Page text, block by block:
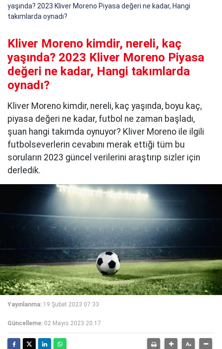
yaşında? 2023 Kliver Moreno Piyasa değeri ne kadar, Hangi
takımlarda oynadı?
Kliver Moreno kimdir, nereli, kaç
yaşında? 2023 Kliver Moreno Piyasa
değeri ne kadar, Hangi takımlarda
oynadı?
Kliver Moreno kimdir, nereli, kaç yaşında, boyu kaç,
piyasa değeri ne kadar, futbol ne zaman başladı,
şuan hangi takımda oynuyor? Kliver Moreno ile ilgili
futbolseverlerin cevabını merak ettiği tüm bu
soruların 2023 güncel verilerini araştırıp sizler için
derledik.
Yayınlanma: 19 Şubat 2023 07:33
Güncelleme: 02 Mayıs 2023 20:17